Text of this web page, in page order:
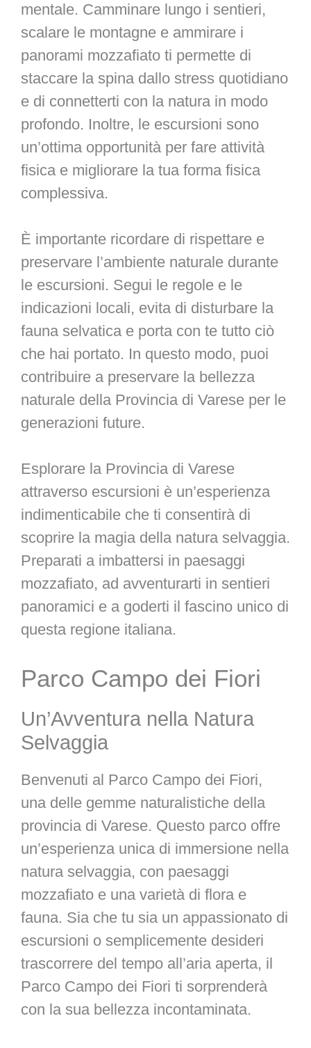
mentale. Camminare lungo i sentieri,
scalare le montagne e ammirare i
panorami mozzafiato ti permette di
staccare la spina dallo stress quotidiano
e di connetterti con la natura in modo
profondo. Inoltre, le escursioni sono
un’ottima opportunità per fare attività
fisica e migliorare la tua forma fisica
complessiva.
È importante ricordare di rispettare e
preservare l’ambiente naturale durante
le escursioni. Segui le regole e le
indicazioni locali, evita di disturbare la
fauna selvatica e porta con te tutto ciò
che hai portato. In questo modo, puoi
contribuire a preservare la bellezza
naturale della Provincia di Varese per le
generazioni future.
Esplorare la Provincia di Varese
attraverso escursioni è un’esperienza
indimenticabile che ti consentirà di
scoprire la magia della natura selvaggia.
Preparati a imbattersi in paesaggi
mozzafiato, ad avventurarti in sentieri
panoramici e a goderti il fascino unico di
questa regione italiana.
Parco Campo dei Fiori
Un’Avventura nella Natura
Selvaggia
Benvenuti al Parco Campo dei Fiori,
una delle gemme naturalistiche della
provincia di Varese. Questo parco offre
un’esperienza unica di immersione nella
natura selvaggia, con paesaggi
mozzafiato e una varietà di flora e
fauna. Sia che tu sia un appassionato di
escursioni o semplicemente desideri
trascorrere del tempo all’aria aperta, il
Parco Campo dei Fiori ti sorprenderà
con la sua bellezza incontaminata.